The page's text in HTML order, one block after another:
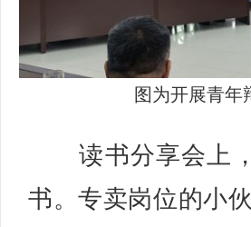
图为开展青年
读书分享会上，
书。专卖岗位的小